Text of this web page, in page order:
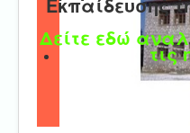
Εκπαίδευσης
Δείτε εδώ
τις